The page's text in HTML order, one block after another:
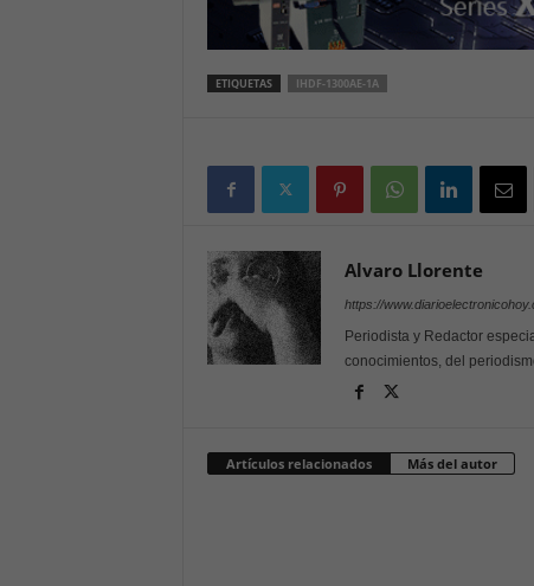
ETIQUETAS IHDF-1300AE-1A
Alvaro Llorente
https://
Periodista y Redactor
conocimientos, del
Artículos relacionados Más del autor